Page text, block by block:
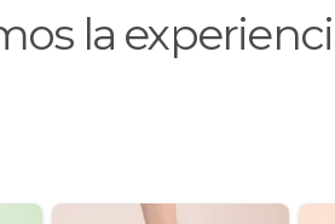
la